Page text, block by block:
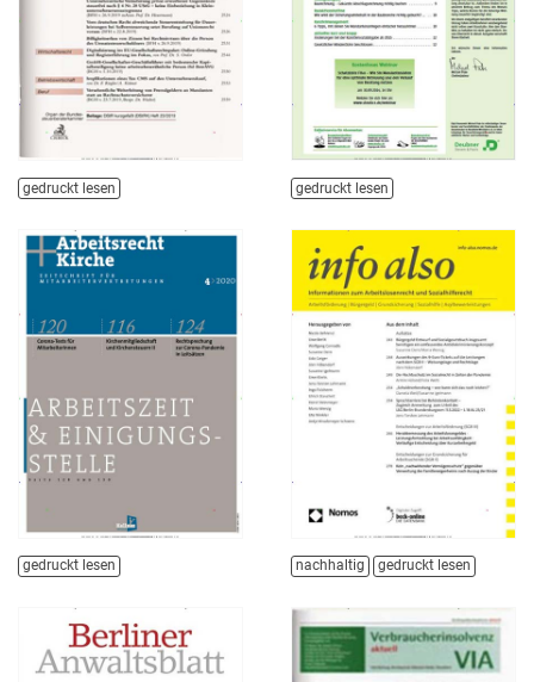
gedruckt lesen gedruckt lesen
gedruckt lesen nachhaltig gedruckt lesen